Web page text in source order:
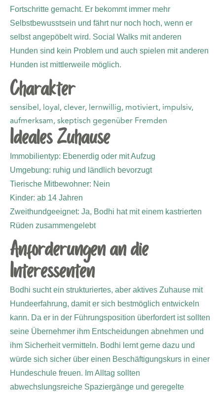
Fortschritte gemacht. Er bekommt immer mehr
Selbstbewusstsein und fährt nur noch hoch, wenn er
selbst angepöbelt wird. Social Walks mit anderen
Hunden sind kein Problem und auch spielen mit anderen
Hunden ist mittlerweile möglich.
Charakter
sensibel, loyal, clever, lernwillig, motiviert, impulsiv,
aufmerksam, skeptisch gegenüber Fremden
Ideales Zuhause
Immobilientyp: Ebenerdig oder mit Aufzug
Umgebung: ruhig und ländlich bevorzugt
Tierische Mitbewohner: Nein
Kinder: ab 14 Jahren
Zweithundgeeignet: Ja, Bodhi hat mit einem kastrierten
Rüden zusammengelebt
Anforderungen an die
Interessenten
Bodhi sucht ein strukturiertes, aber aktives Zuhause mit
Hundeerfahrung, damit er sich bestmöglich entwickeln
kann. Da er in der Führungsposition überfordert ist sollten
seine Übernehmer ihm Entscheidungen abnehmen und
ihm Sicherheit vermitteln. Bodhi lernt gerne dazu und
würde sich sicher über einen Beschäftigungskurs in einer
Hundeschule freuen. Im Alltag sollten
abwechslungsreiche Spaziergänge und geregelte